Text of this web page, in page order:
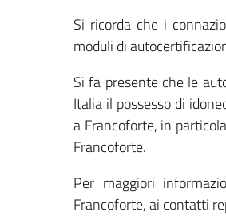
Si ricorda che i
moduli di
Si fa presente che le
Italia il possesso di
a Francoforte, in
Francoforte.
Per maggiori
Francoforte, ai contatti